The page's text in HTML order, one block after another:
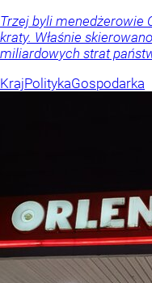
Trzej byli menedżerowie
kraty. Właśnie
miliardowych strat
KrajPolitykaGospodarka